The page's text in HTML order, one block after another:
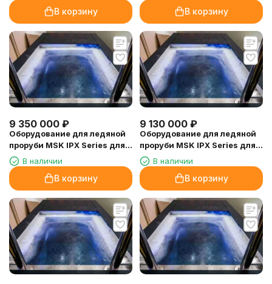
В корзину В корзину
9 350 000 ₽
Оборудование для ледяной
проруби MSK IPX Series для
объема 8 куб.м
В наличии
В корзину
9 130 000 ₽
Оборудование для ледяной
проруби MSK IPX Series для
объема 7 куб.м
В наличии
В корзину